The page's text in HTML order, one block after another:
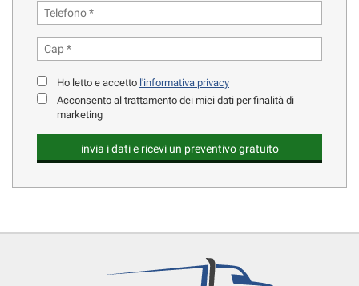
Ho letto e accetto l'informativa privacy
Acconsento al trattamento dei miei dati per finalità di
marketing